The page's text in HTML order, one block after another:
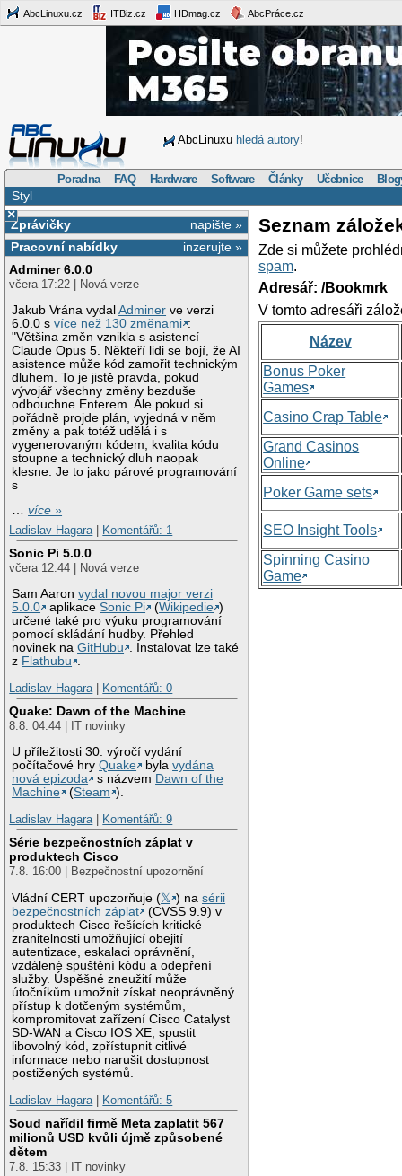
AbcLinuxu.cz ITBiz.cz HDmag.cz AbcPráce.cz
AbcLinuxu hledá autory!
Poradna FAQ Hardware Software Články Učebnice
Styl
×
napište »
Zprávičky
inzerujte »
Pracovní nabídky
Adminer 6.0.0
včera 17:22 | Nová verze
Jakub Vrána vydalAdminer ve verzi
6.0.0 svíce než 130 změnami :
"Většina změn vznikla s asistencí
Claude Opus 5. Někteří lidi se bojí, že AI
asistence může kód zamořit technickým
dluhem. To je jistě pravda, pokud
vývojář všechny změny bezduše
odbouchne Enterem. Ale pokud si
pořádně projde plán, vyjedná v něm
změny a pak totéž udělá i s
vygenerovaným kódem, kvalita kódu
stoupne a technický dluh naopak
klesne. Je to jako párové programování
s
…více »
Ladislav Hagara
Komentářů: 1
Sonic Pi 5.0.0
včera 12:44 | Nová verze
Sam Aaronvydal novou major verzi
5.0.0
aplikaceSonic Pi (Wikipedie )
určené také pro výuku programování
pomocí skládání hudby. Přehled
novinek naGitHubu . Instalovat lze také
z Flathubu .
Ladislav Hagara
Komentářů: 0
Quake: Dawn of the Machine
8.8. 04:44 | IT novinky
U příležitosti 30. výročí vydání
počítačové hryQuake bylavydána
nová epizoda
s názvem Dawn of the
Machine
(Steam ).
Ladislav Hagara
Komentářů: 9
Série bezpečnostních záplat v
produktech Cisco
7.8. 16:00 | Bezpečnostní upozornění
Vládní CERT upozorňuje (𝕏 ) nasérii
bezpečnostních záplat
(CVSS 9.9) v
produktech Cisco řešících kritické
zranitelnosti umožňující obejití
autentizace, eskalaci oprávnění,
vzdálené spuštění kódu a odepření
služby. Úspěšné zneužití může
útočníkům umožnit získat neoprávněný
přístup k dotčeným systémům,
kompromitovat zařízení Cisco Catalyst
SD-WAN a Cisco IOS XE, spustit
libovolný kód, zpřístupnit citlivé
informace nebo narušit dostupnost
postižených systémů.
Ladislav Hagara
Komentářů: 5
Soud nařídil firmě Meta zaplatit 567
milionů USD kvůli újmě způsobené
dětem
7.8. 15:33 | IT novinky
Seznam
Zde si můžete
spam.
Adresář: /Bookmrk
V tomto adresáři
Název
Bonus Poker
Games
Casino Crap Table
Grand Casinos
Online
Poker Game sets
SEO Insight Tools
Spinning Casino
Game